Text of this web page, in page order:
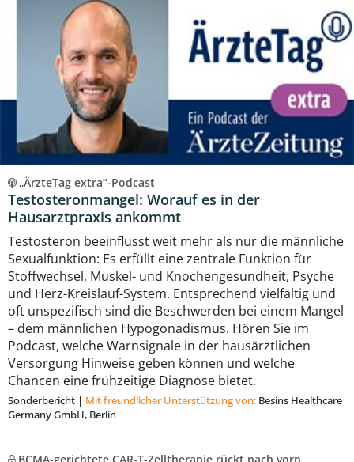
„ÄrzteTag extra“-Podcast
Testosteronmangel: Worauf es in der
Hausarztpraxis ankommt
Testosteron beeinflusst weit mehr als nur die männliche
Sexualfunktion: Es erfüllt eine zentrale Funktion für
Stoffwechsel, Muskel- und Knochengesundheit, Psyche
und Herz-Kreislauf-System. Entsprechend vielfältig und
oft unspezifisch sind die Beschwerden bei einem Mangel
– dem männlichen Hypogonadismus. Hören Sie im
Podcast, welche Warnsignale in der hausärztlichen
Versorgung Hinweise geben können und welche
Chancen eine frühzeitige Diagnose bietet.
Sonderbericht | Mit freundlicher Unterstützung von: Besins Healthcare
Germany GmbH, Berlin